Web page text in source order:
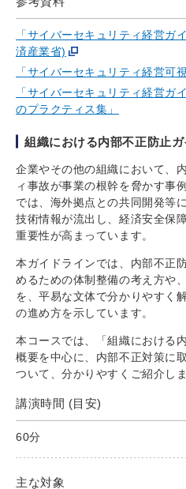
「サイバーセキュリティ経営ガ
済産業省)
「サイバーセキュリティ経営可
「サイバーセキュリティ経営ガ
のプラクティス集」
組織における内部不正防止
企業やその他の組織において、
ィ事故が事業の根幹を脅かす事
では、海外拠点との共同開発等
技術情報が流出し、経済安全保
重要性が高まっています。
本ガイドラインでは、内部不正
めるための体制整備の考え方や
を、平易な文体で分かりやすく
の進め方を示しています。
本コースでは、「組織における
概要を中心に、内部不正対策に
ついて、分かりやすくご紹介しま
講演時間 (目安)
60分
主な対象